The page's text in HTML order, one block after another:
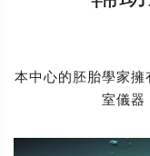
本中心的胚胎學家
室儀器